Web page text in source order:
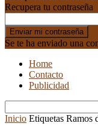
Recupera tu contraseña
Se te ha enviado una
Home
Contacto
Publicidad
Inicio Etiquetas Ramos